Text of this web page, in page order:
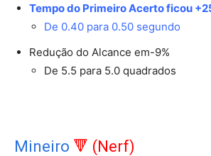
Tempo do Primeiro Acerto ficou
De 0.40 para 0.50 segundo
Redução do Alcance em-9%
De 5.5 para 5.0 quadrados
Mineiro 🔻 (Nerf)